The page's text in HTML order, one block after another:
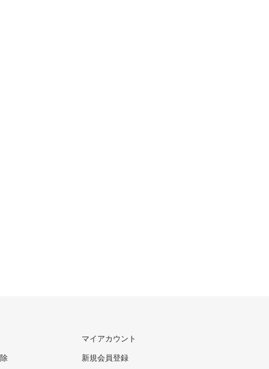
マイアカウント
新規会員登録